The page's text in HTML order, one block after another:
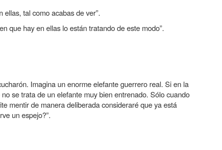
tal como acabas de ver”.
que hay en ellas lo están tratando de este modo”.
Imagina un enorme elefante guerrero real. Si en la
se trata de un elefante muy bien entrenado. Sólo cuando
mentir de manera deliberada consideraré que ya está
un espejo?”.